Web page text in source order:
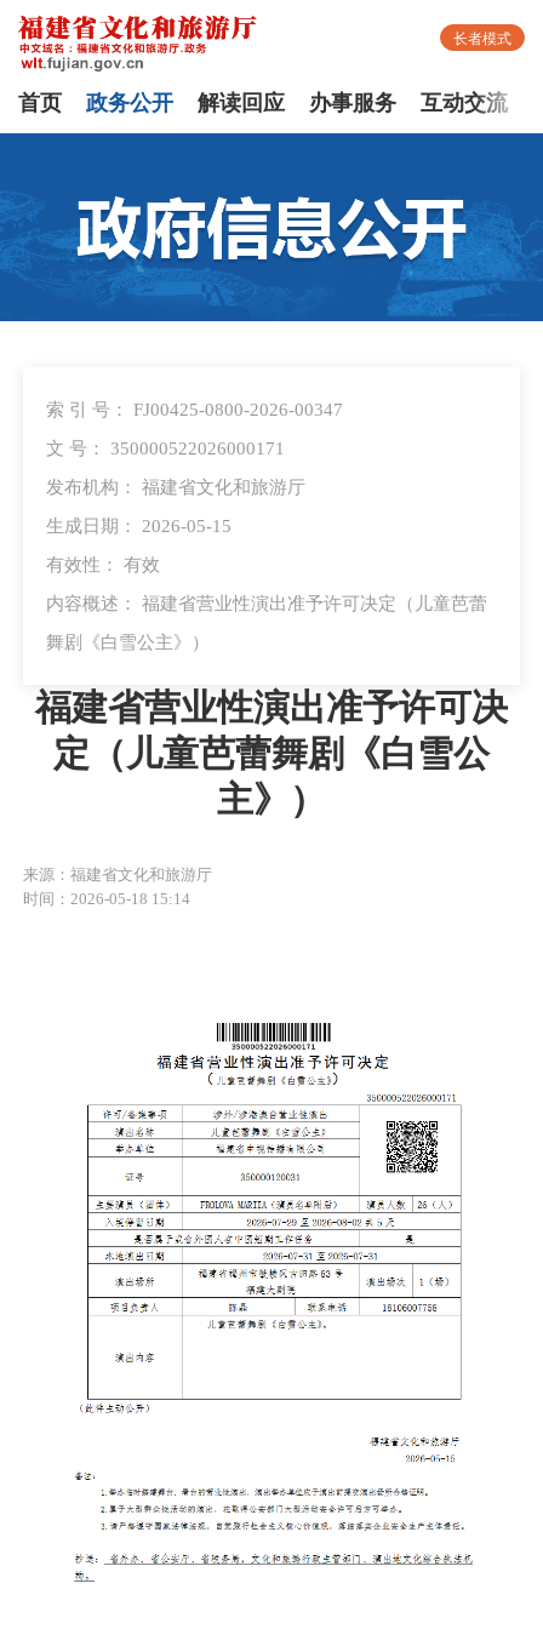
长者模式
首页 政务公开 解读回应 办事服务 互动交流
索 引 号： FJ00425-0800-2026-00347
文 号： 350000522026000171
发布机构： 福建省文化和旅游厅
生成日期： 2026-05-15
有效性： 有效
内容概述： 福建省营业性演出准予许可决定（儿童芭蕾
舞剧《白雪公主》）
福建省营业性演出准予许可决
定（儿童芭蕾舞剧《白雪公
主》）
来源：福建省文化和旅游厅
时间：2026-05-18 15:14